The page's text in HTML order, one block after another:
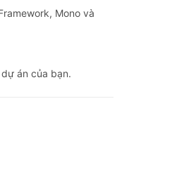
Mono và
án của bạn.